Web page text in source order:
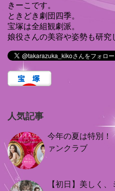
きーこです。
ときどき劇団四季。
宝塚は全組観劇派。
娘役さんの美容や姿勢も研究
人気記事
今年の夏は特別
ァンクラブ
【初日】美しく